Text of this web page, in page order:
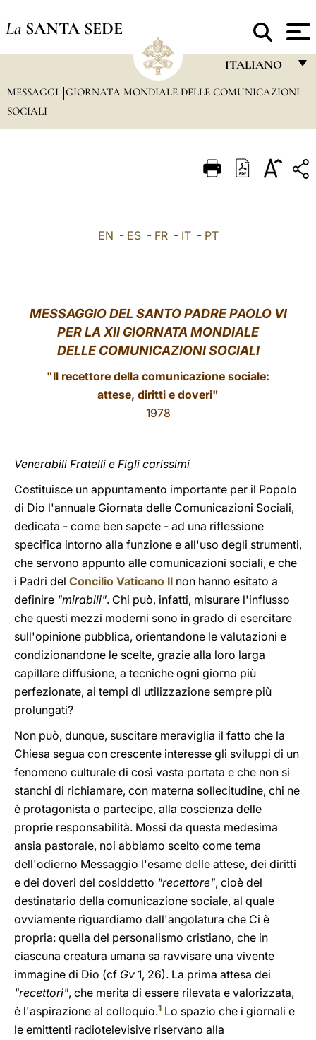
La SANTA SEDE
ITALIANO
FRANÇAIS
PORTUGUÊS
中文
LATINE
MESSAGGI
GIORNATA MONDIALE DELLE COMUNICAZIONI
SOCIALI
EN - ES- FR- IT- PT
MESSAGGIO DEL SANTO PADRE PAOLO VI
PER LA XII GIORNATA MONDIALE
DELLE COMUNICAZIONI SOCIALI
"Il recettore della comunicazione sociale:
attese, diritti e doveri"
1978
Venerabili Fratelli e Figli carissimi
Costituisce un appuntamento importante per il Popolo
di Dio l'annuale Giornata delle Comunicazioni Sociali,
dedicata - come ben sapete - ad una riflessione
specifica intorno alla funzione e all'uso degli strumenti,
che servono appunto alle comunicazioni sociali, e che
i Padri del Concilio Vaticano II non hanno esitato a
definire "mirabili". Chi può, infatti, misurare l'influsso
che questi mezzi moderni sono in grado di esercitare
sull'opinione pubblica, orientandone le valutazioni e
condizionandone le scelte, grazie alla loro larga
capillare diffusione, a tecniche ogni giorno più
perfezionate, ai tempi di utilizzazione sempre più
prolungati?
Non può, dunque, suscitare meraviglia il fatto che la
Chiesa segua con crescente interesse gli sviluppi di un
fenomeno culturale di così vasta portata e che non si
stanchi di richiamare, con materna sollecitudine, chi ne
è protagonista o partecipe, alla coscienza delle
proprie responsabilità. Mossi da questa medesima
ansia pastorale, noi abbiamo scelto come tema
dell'odierno Messaggio l'esame delle attese, dei diritti
e dei doveri del cosiddetto "recettore", cioè del
destinatario della comunicazione sociale, al quale
ovviamente riguardiamo dall'angolatura che Ci è
propria: quella del personalismo cristiano, che in
ciascuna creatura umana sa ravvisare una vivente
immagine di Dio (cf Gv 1, 26). La prima attesa dei
"recettori", che merita di essere rilevata e valorizzata,
è l'aspirazione al colloquio.1 Lo spazio che i giornali e
le emittenti radiotelevisive riservano alla